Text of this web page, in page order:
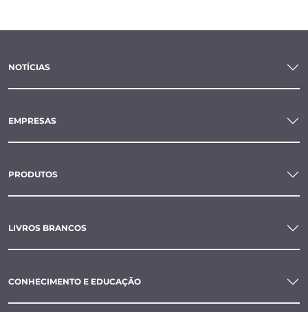
NOTÍCIAS
EMPRESAS
PRODUTOS
LIVROS BRANCOS
CONHECIMENTO E EDUCAÇÃO